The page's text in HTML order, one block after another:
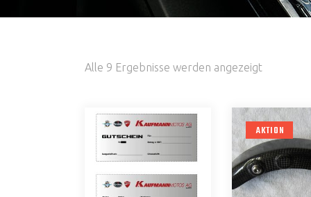
Alle 9 Ergebnisse werden angezeigt
AKTION